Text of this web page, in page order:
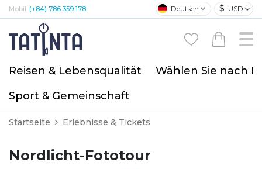
Mobil: (+84) 786 359 178 Deutsch $ USD
Reisen & Lebensqualität
Wählen Sie nach
Sport & Gemeinschaft
Startseite Erlebnisse & Tickets
Nordlicht-Fototour